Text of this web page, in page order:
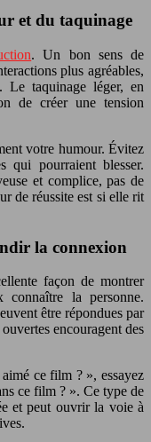
et du taquinage
. Un bon sens de
plus agréables,
Le taquinage léger, en
de créer une tension
votre humour. Évitez
qui pourraient blesser.
et complice, pas de
de réussite est si elle rit
la connexion
façon de montrer
la personne.
être répondues par
encouragent des
ce film ? », essayez
ce film ? ». Ce type de
et peut ouvrir la voie à